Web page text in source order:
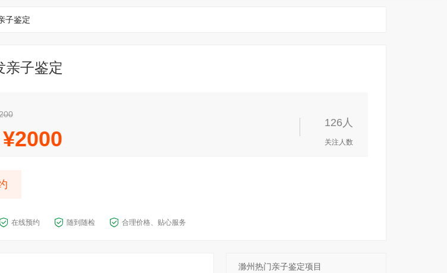
子鉴定
亲子鉴定
¥2000
126人
关注人数
在线预约 随到随检 合理价格、贴心服务
滁州热门亲子鉴定项目